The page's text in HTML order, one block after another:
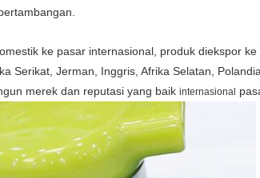
ke pasar internasional, produk diekspor
Serikat, Jerman, Inggris, Afrika Selatan,
merek dan reputasi yang baik internasional